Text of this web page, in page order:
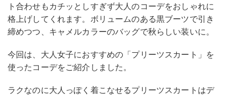
ト合わせもカチッとしすぎず大人のコーデをおしゃれに
格上げしてくれます。ボリュームのある黒ブーツで引き
締めつつ、キャメルカラーのバッグで秋らしい装いに。
今回は、大人女子におすすめの「プリーツスカート」を
使ったコーデをご紹介しました。
ラクなのに大人っぽく着こなせるプリーツスカートはデ